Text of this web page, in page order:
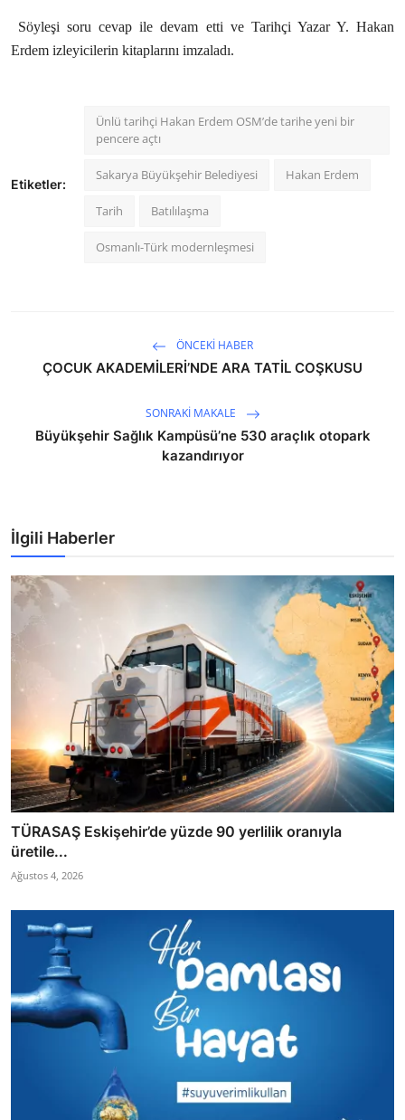
Söyleşi soru cevap ile devam etti ve Tarihçi Yazar Y. Hakan
Erdem izleyicilerin kitaplarını imzaladı.
Etiketler:
Ünlü tarihçi Hakan Erdem OSM’de tarihe yeni bir
pencere açtı
Sakarya Büyükşehir Belediyesi Hakan Erdem
Tarih Batılılaşma
Osmanlı-Türk modernleşmesi
ÖNCEKI HABER
ÇOCUK AKADEMİLERİ’NDE ARA TATİL COŞKUSU
SONRAKI MAKALE
Büyükşehir Sağlık Kampüsü’ne 530 araçlık otopark
kazandırıyor
İlgili Haberler
TÜRASAŞ Eskişehir’de yüzde 90 yerlilik oranıyla
üretile...
Ağustos 4, 2026